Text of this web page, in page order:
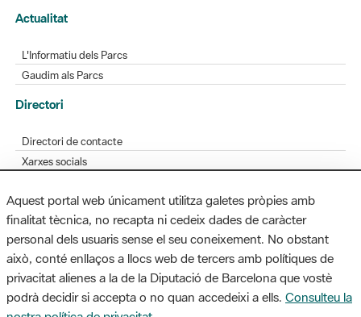
Actualitat
L'Informatiu dels Parcs
Gaudim als Parcs
Directori
Directori de contacte
Xarxes socials
Bústia de suggeriments
Opineu sobre els parcs
MAPA WEB AVÍS LEGAL ACCESSIBILITAT
Aquest portal web únicament utilitza galetes pròpies amb
finalitat tècnica, no recapta ni cedeix dades de caràcter
personal dels usuaris sense el seu coneixement. No obstant
això, conté enllaços a llocs web de tercers amb polítiques de
privacitat alienes a la de la Diputació de Barcelona que vostè
podrà decidir si accepta o no quan accedeixi a ells. Consulteu la